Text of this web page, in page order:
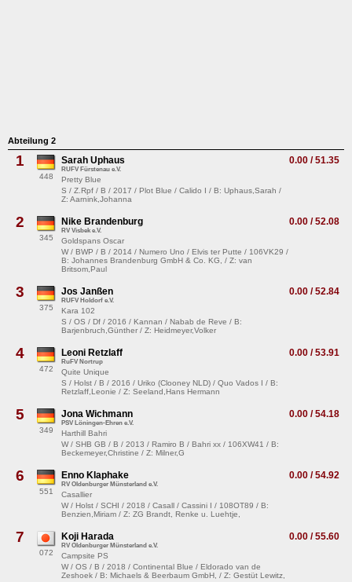
Abteilung 2
1
448
0.00 / 51.35
Sarah Uphaus
RUFV Fürstenau e.V.
Pretty Blue
S / Z.Rpf / B / 2017 / Plot Blue / Calido I / B: Uphaus,Sarah /
Z: Aarnink,Johanna
2
345
0.00 / 52.08
Nike Brandenburg
RV Visbek e.V.
Goldspans Oscar
W / BWP / B / 2014 / Numero Uno / Elvis ter Putte / 106VK29 /
B: Johannes Brandenburg GmbH & Co. KG, / Z: van
Britsom,Paul
3
375
0.00 / 52.84
Jos Janßen
RUFV Holdorf e.V.
Kara 102
S / OS / Df / 2016 / Kannan / Nabab de Reve / B:
Barjenbruch,Günther / Z: Heidmeyer,Volker
4
472
0.00 / 53.91
Leoni Retzlaff
RuFV Nortrup
Quite Unique
S / Holst / B / 2016 / Uriko (Clooney NLD) / Quo Vados I / B:
Retzlaff,Leonie / Z: Seeland,Hans Hermann
5
349
0.00 / 54.18
Jona Wichmann
PSV Löningen-Ehren e.V.
Harthill Bahri
W / SHB GB / B / 2013 / Ramiro B / Bahri xx / 106XW41 / B:
Beckemeyer,Christine / Z: Milner,G
6
551
0.00 / 54.92
Enno Klaphake
RV Oldenburger Münsterland e.V.
Casallier
W / Holst / SCHI / 2018 / Casall / Cassini I / 108OT89 / B:
Benzien,Miriam / Z: ZG Brandt, Renke u. Luehtje,
7
072
0.00 / 55.60
Koji Harada
RV Oldenburger Münsterland e.V.
Campsite PS
W / OS / B / 2018 / Continental Blue / Eldorado van de
Zeshoek / B: Michaels & Beerbaum GmbH, / Z: Gestüt Lewitz,